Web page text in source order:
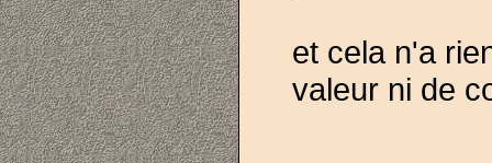
et cela n'a
valeur ni de